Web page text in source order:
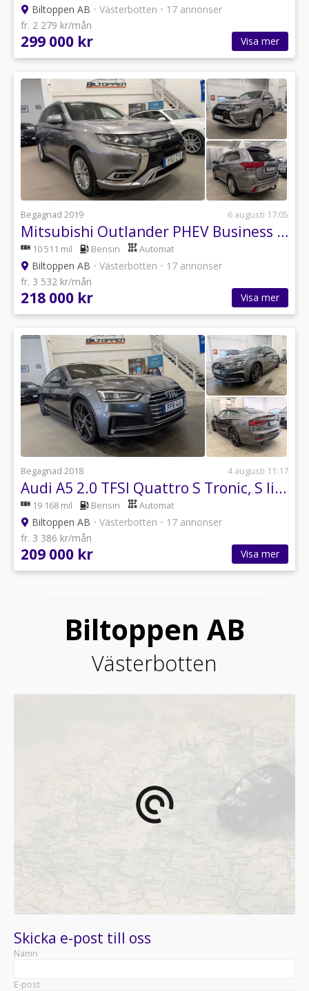
Biltoppen AB • Västerbotten • 17 annonser
fr. 2 279 kr/mån
299 000 kr Visa mer
Begagnad 2019 6 augusti 17:05
Mitsubishi Outlander PHEV Business 224 hk / Adaptiv farthållare / Skinn
10 511 mil Bensin Automat
Biltoppen AB • Västerbotten • 17 annonser
fr. 3 532 kr/mån
218 000 kr Visa mer
Begagnad 2018 4 augusti 11:17
Audi A5 2.0 TFSI Quattro S Tronic, S line / Cockpit / P-sensor
19 168 mil Bensin Automat
Biltoppen AB • Västerbotten • 17 annonser
fr. 3 386 kr/mån
209 000 kr Visa mer
Biltoppen AB
Västerbotten
Skicka e-post till oss
Namn
E-post